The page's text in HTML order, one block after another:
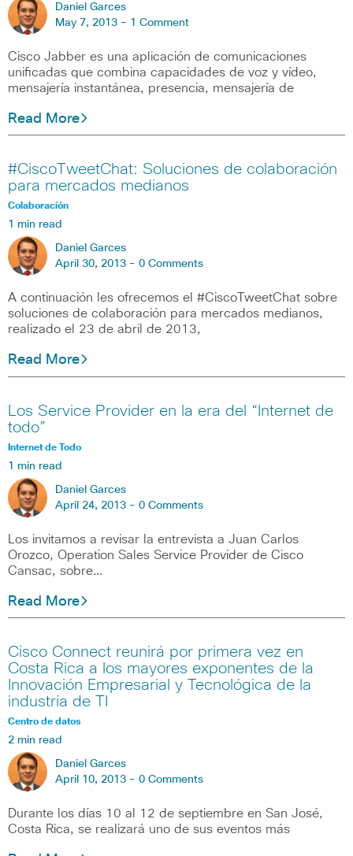
Daniel Garces
May 7, 2013 - 1 Comment
Cisco Jabber es una aplicación de comunicaciones
unificadas que combina capacidades de voz y vídeo,
mensajería instantánea, presencia, mensajería de
Read More
#CiscoTweetChat: Soluciones de colaboración
para mercados medianos
Colaboración
1 min read
Daniel Garces
April 30, 2013 - 0 Comments
A continuación les ofrecemos el #CiscoTweetChat sobre
soluciones de colaboración para mercados medianos,
realizado el 23 de abril de 2013,
Read More
Los Service Provider en la era del “Internet de
todo”
Internet de Todo
1 min read
Daniel Garces
April 24, 2013 - 0 Comments
Los invitamos a revisar la entrevista a Juan Carlos
Orozco, Operation Sales Service Provider de Cisco
Cansac, sobre…
Read More
Cisco Connect reunirá por primera vez en
Costa Rica a los mayores exponentes de la
Innovación Empresarial y Tecnológica de la
industria de TI
Centro de datos
2 min read
Daniel Garces
April 10, 2013 - 0 Comments
Durante los días 10 al 12 de septiembre en San José,
Costa Rica, se realizará uno de sus eventos más